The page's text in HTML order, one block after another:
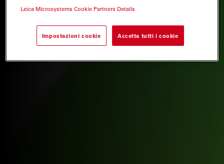
Leica Microsystems Cookie Partners Details
Impostazioni cookie Accetta tutti i cookie